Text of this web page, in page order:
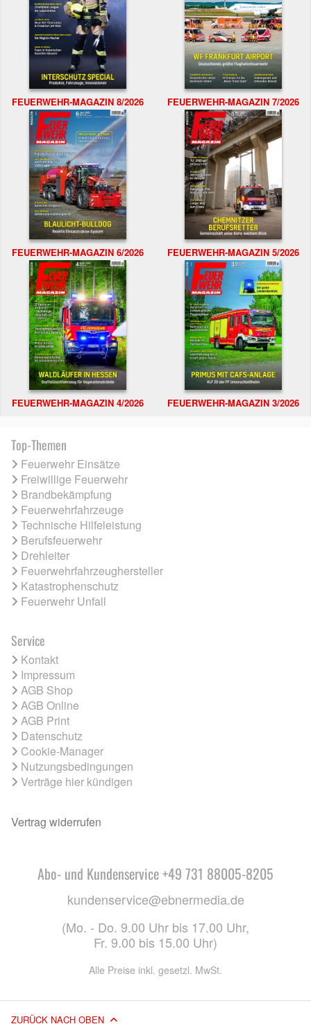
FEUERWEHR-MAGAZIN 8/2026 FEUERWEHR-MAGAZIN 7/2026
FEUERWEHR-MAGAZIN 6/2026 FEUERWEHR-MAGAZIN 5/2026
FEUERWEHR-MAGAZIN 4/2026 FEUERWEHR-MAGAZIN 3/2026
Top-Themen
Feuerwehr Einsätze
Freiwillige Feuerwehr
Brandbekämpfung
Feuerwehrfahrzeuge
Technische Hilfeleistung
Berufsfeuerwehr
Drehleiter
Feuerwehrfahrzeughersteller
Katastrophenschutz
Feuerwehr Unfall
Service
Kontakt
Impressum
AGB Shop
AGB Online
AGB Print
Datenschutz
Cookie-Manager
Nutzungsbedingungen
Verträge hier kündigen
Vertrag widerrufen
Abo- und Kundenservice +49 731 88005-8205
kundenservice@ebnermedia.de
(Mo. - Do. 9.00 Uhr bis 17.00 Uhr,
Fr. 9.00 bis 15.00 Uhr)
Alle Preise inkl. gesetzl. MwSt.
ZURÜCK NACH OBEN